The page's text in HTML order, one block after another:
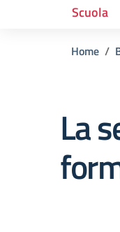
Scuola
Home
La